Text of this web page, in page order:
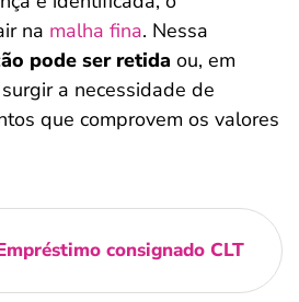
na malha fina. Nessa
pode ser retida ou, em
a necessidade de
que comprovem os valores
consignado CLT